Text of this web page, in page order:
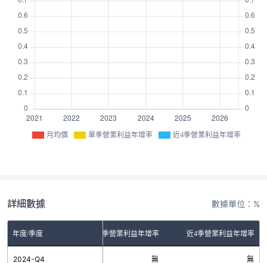
月均價 單季營業利益年增率 近4季營業利益年增率
詳細數據 數據單位：%
年度/季度 單季營業利益年增率 近4季營業利益年增率
2024-Q4 無 無